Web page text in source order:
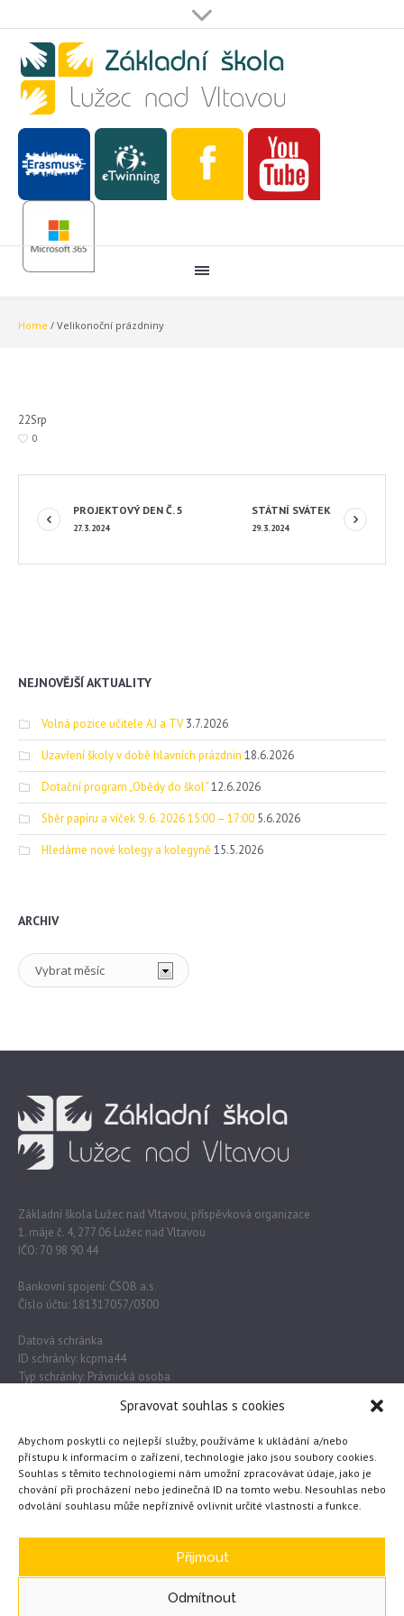
Spravovat souhlas s cookies
Abychom poskytli co nejlepší služby, používáme k ukládání a/nebo
přístupu k informacím o zařízení, technologie jako jsou soubory cookies.
Souhlas s těmito technologiemi nám umožní zpracovávat údaje, jako je
chování při procházení nebo jedinečná ID na tomto webu. Nesouhlas nebo
odvolání souhlasu může nepříznivě ovlivnit určité vlastnosti a funkce.
Přijmout
Odmítnout
Home / Velikonoční prázdniny
22Srp
0
PROJEKTOVÝ DEN Č. 5
27.3.2024
STÁTNÍ SVÁTEK
29.3.2024
NEJNOVĚJŠÍ AKTUALITY
Volná pozice učitele AJ a TV 3.7.2026
Uzavření školy v době hlavních prázdnin 18.6.2026
Dotační program „Obědy do škol“12.6.2026
Sběr papíru a víček 9. 6. 2026 15:00 – 17:00 5.6.2026
Hledáme nové kolegy a kolegyně 15.5.2026
ARCHIV
Archiv
Základní škola Lužec nad Vltavou, příspěvková organizace
1. máje č. 4, 277 06 Lužec nad Vltavou
IČO: 70 98 90 44
Bankovní spojení: ČSOB a.s.
Číslo účtu: 181317057/0300
Datová schránka
ID schránky: kcpma44
Typ schránky: Právnická osoba
Obec Lužec nad Vltavou
MŠMT